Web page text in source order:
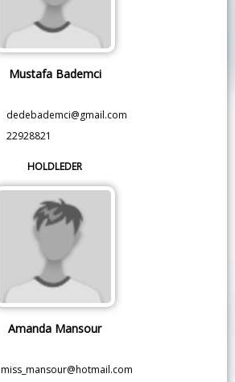
Mustafa Bademci
dedebademci@gmail.com
22928821
HOLDLEDER
Amanda Mansour
miss_mansour@hotmail.com